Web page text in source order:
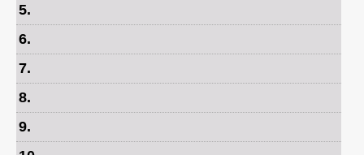
5.
6.
7.
8.
9.